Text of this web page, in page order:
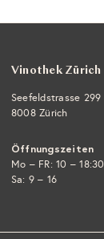
Vinothek Zürich
Seefeldstrasse 299
8008 Zürich
Öffnungszeiten
Mo – FR: 10 – 18:30
Sa: 9 – 16